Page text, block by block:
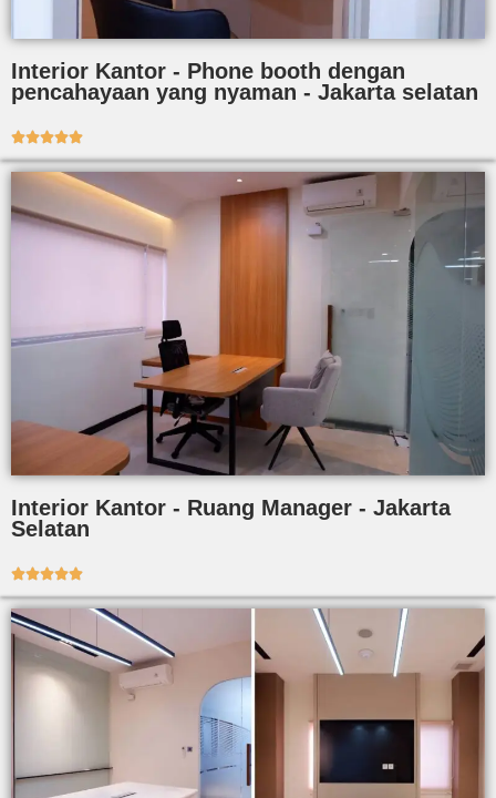
Interior Kantor - Phone booth dengan
pencahayaan yang nyaman - Jakarta selatan

Interior Kantor - Ruang Manager - Jakarta
Selatan
